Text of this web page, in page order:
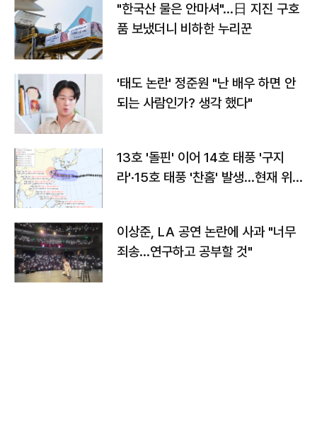
"한국산 물은 안마셔"…日 지진 구호
품 보냈더니 비하한 누리꾼
'태도 논란' 정준원 "난 배우 하면 안
되는 사람인가? 생각 했다"
13호 '돌핀' 이어 14호 태풍 '구지
라'·15호 태풍 '찬홈' 발생…현재 위
이상준, LA 공연 논란에 사과 "너무
죄송…연구하고 공부할 것"